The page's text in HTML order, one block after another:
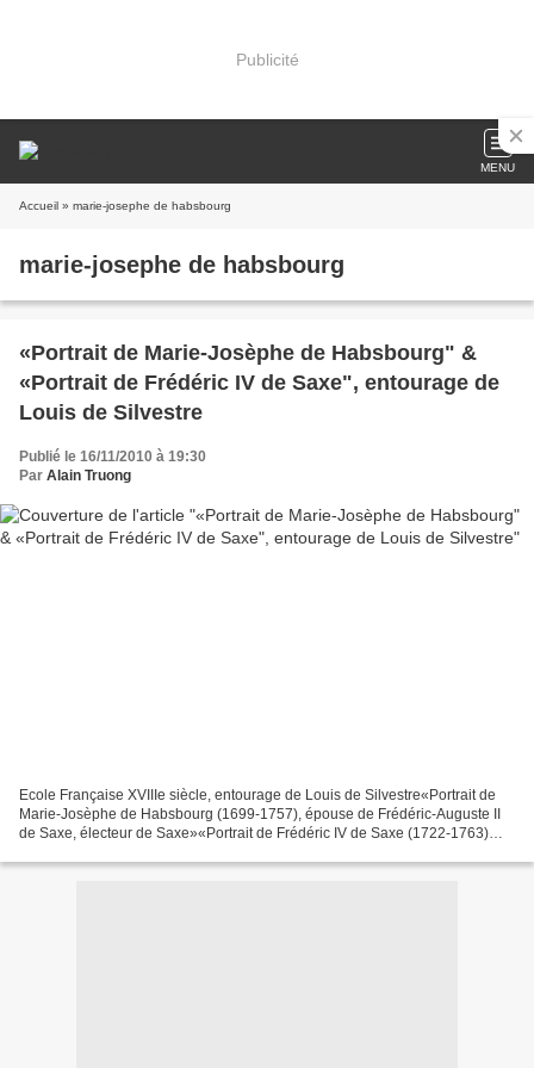
Publicité
MENU
Accueil » marie-josephe de habsbourg
marie-josephe de habsbourg
«Portrait de Marie-Josèphe de Habsbourg" &
«Portrait de Frédéric IV de Saxe", entourage de
Louis de Silvestre
Publié le 16/11/2010 à 19:30
Par Alain Truong
Ecole Française XVIIIe siècle, entourage de Louis de Silvestre«Portrait de
Marie-Josèphe de Habsbourg (1699-1757), épouse de Frédéric-Auguste II
de Saxe, électeur de Saxe»«Portrait de Frédéric IV de Saxe (1722-1763)